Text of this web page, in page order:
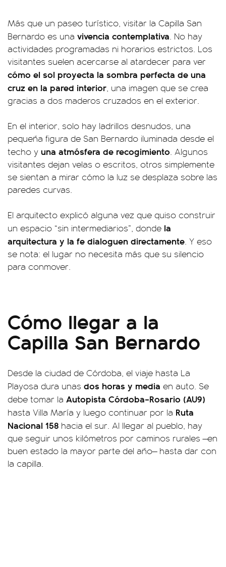
Más que un paseo turístico, visitar la Capilla San
Bernardo es una vivencia contemplativa. No hay
actividades programadas ni horarios estrictos. Los
visitantes suelen acercarse al atardecer para ver
cómo el sol proyecta la sombra perfecta de una
cruz en la pared interior, una imagen que se crea
gracias a dos maderos cruzados en el exterior.
En el interior, solo hay ladrillos desnudos, una
pequeña figura de San Bernardo iluminada desde el
techo y una atmósfera de recogimiento. Algunos
visitantes dejan velas o escritos, otros simplemente
se sientan a mirar cómo la luz se desplaza sobre las
paredes curvas.
El arquitecto explicó alguna vez que quiso construir
un espacio “sin intermediarios”, donde la
arquitectura y la fe dialoguen directamente. Y eso
se nota: el lugar no necesita más que su silencio
para conmover.
Cómo llegar a la
Capilla San Bernardo
Desde la ciudad de Córdoba, el viaje hasta La
Playosa dura unas dos horas y media en auto. Se
debe tomar la Autopista Córdoba–Rosario (AU9)
hasta Villa María y luego continuar por la Ruta
Nacional 158 hacia el sur. Al llegar al pueblo, hay
que seguir unos kilómetros por caminos rurales —en
buen estado la mayor parte del año— hasta dar con
la capilla.